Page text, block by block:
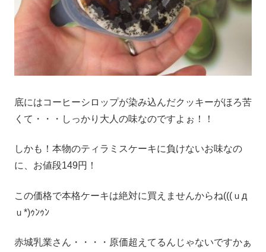
底にはコーヒーシロップが染み込んだクッキーがほろ苦
くて・・・しっかり大人の味なのですよぉ！！
しかも！本物のティラミスケーキに負けないお味なの
に、お値段149円！
この価格で本格ケーキは絶対に買えませんからね(((ｕд
ｕ*)ｩﾝｩﾝ
赤城乳業さん・・・・原価超えてるんじゃないですかぁ